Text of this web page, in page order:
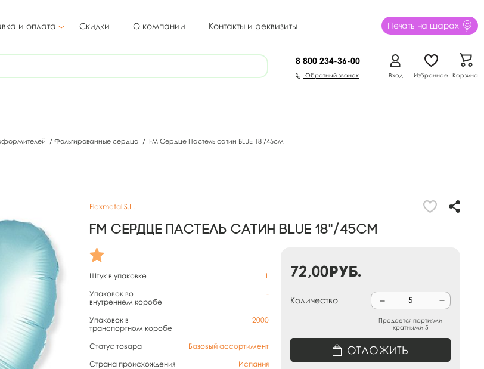
и оплата Скидки О компании Контакты и реквизиты Печать на шарах
8 800 234-36-00
Обратный звонок Вход Избранное Корзина
/ Фольгированные сердца / FM Сердце Пастель сатин BLUE 18"/45см
Flexmetal S.L.
FM Сердце Пастель сатин BLUE 18"/45см
Штук в упаковке
1
Упаковок во
внутреннем коробе
-
Упаковок в
транспортном коробе
2000
Статус товара
Базовый ассортимент
Страна происхождения
Испания
72,00руб.
Количество
Продается партиями
кратными 5
ОТЛОЖИТЬ